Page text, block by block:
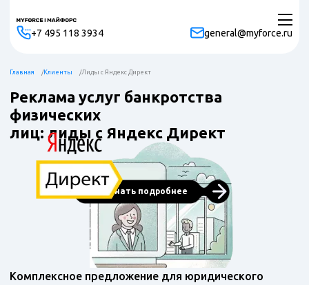
+7 495 118 3934 general@myforce.ru
Главная Клиенты Лиды с Яндекс Директ
Реклама услуг банкротства
физических
лиц: лиды с Яндекс Директ
Узнать подробнее
Комплексное предложение для юридического